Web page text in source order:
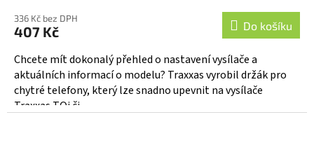
336 Kč bez DPH
407 Kč Do košíku
Chcete mít dokonalý přehled o nastavení vysílače a
aktuálních informací o modelu? Traxxas vyrobil držák pro
chytré telefony, který lze snadno upevnit na vysílače
Traxxas TQi či...